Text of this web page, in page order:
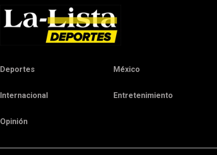
Deportes México
Internacional Entretenimiento
Opinión